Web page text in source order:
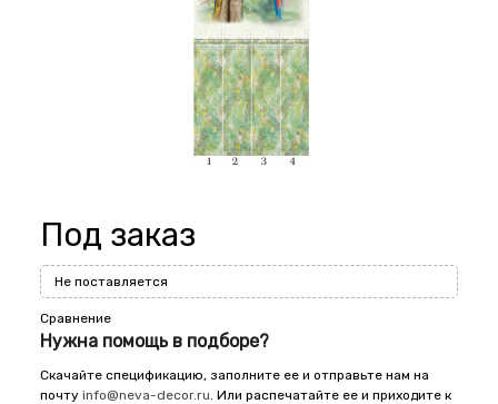
Под заказ
Не поставляется
Сравнение
Нужна помощь в подборе?
Скачайте спецификацию, заполните ее и отправьте нам на
почту info@neva-decor.ru. Или распечатайте ее и приходите к